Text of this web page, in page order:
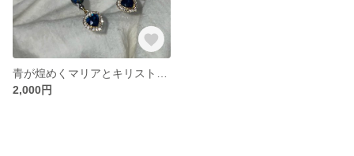
2,000円